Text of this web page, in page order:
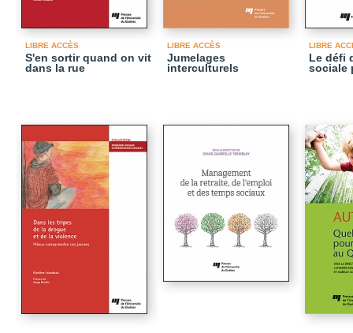
LIBRE ACCÈS
S'en sortir quand on vit
dans la rue
LIBRE ACCÈS
Jumelages
interculturels
LIBRE
Le défi
sociale